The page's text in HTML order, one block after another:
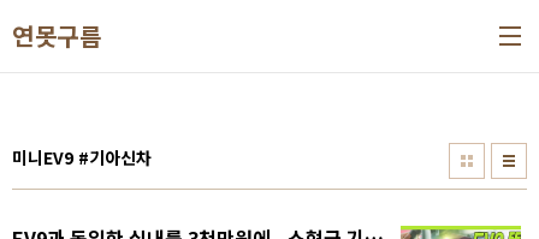
연못구름
미니EV9 #기아신차